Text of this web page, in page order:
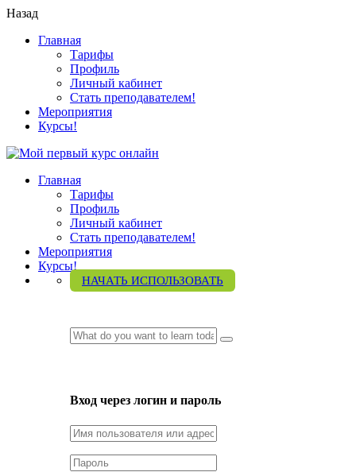
Назад
Главная
Тарифы
Профиль
Личный кабинет
Стать преподавателем!
Мероприятия
Курсы!
Главная
Тарифы
Профиль
Личный кабинет
Стать преподавателем!
Мероприятия
Курсы!
НАЧАТЬ ИСПОЛЬЗОВАТЬ
Вход через логин и пароль